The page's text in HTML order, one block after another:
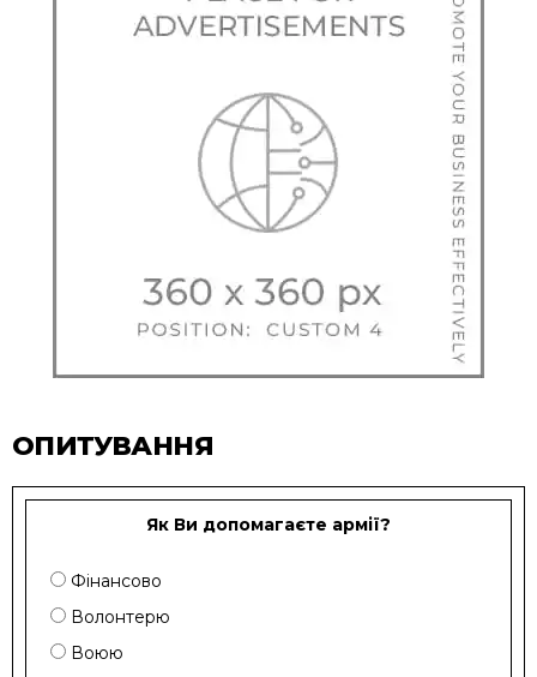
ОПИТУВАННЯ
Як Ви допомагаєте армії?
Фінансово
Волонтерю
Воюю